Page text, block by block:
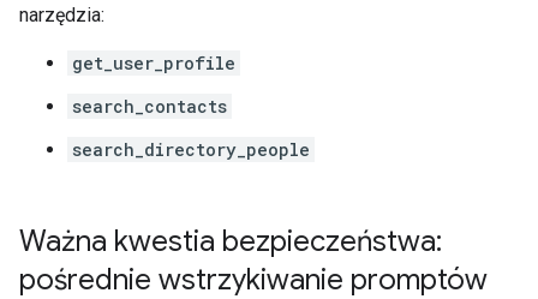
narzędzia:
get_user_profile
search_contacts
search_directory_people
Ważna kwestia bezpieczeństwa:
pośrednie wstrzykiwanie promptów